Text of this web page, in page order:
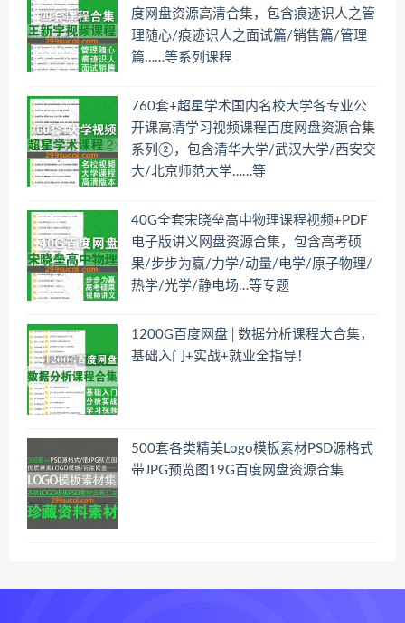
度网盘资源高清合集，包含痕迹识人之管
理随心/痕迹识人之面试篇/销售篇/管理
篇……等系列课程
760套+超星学术国内名校大学各专业公
开课高清学习视频课程百度网盘资源合集
系列②，包含清华大学/武汉大学/西安交
大/北京师范大学……等
40G全套宋晓垒高中物理课程视频+PDF
电子版讲义网盘资源合集，包含高考硕
果/步步为赢/力学/动量/电学/原子物理/
热学/光学/静电场…等专题
1200G百度网盘│数据分析课程大合集，
基础入门+实战+就业全指导！
500套各类精美Logo模板素材PSD源格式
带JPG预览图19G百度网盘资源合集